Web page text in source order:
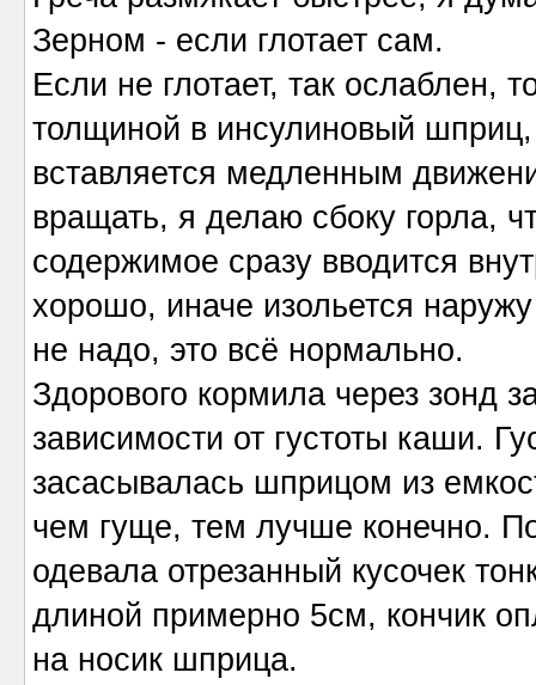
Зерном - если глотает сам.
Если не глотает, так ослаблен,
толщиной в инсулиновый
вставляется медленным
вращать, я делаю сбоку горла,
содержимое сразу вводится
хорошо, иначе изольется
не надо, это всё нормально.
Здорового кормила через зонд
зависимости от густоты каши.
засасывалась шприцом из
чем гуще, тем лучше конечно.
одевала отрезанный кусочек
длиной примерно 5см, кончик
на носик шприца.